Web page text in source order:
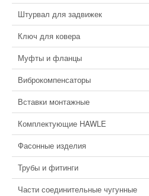
Штурвал для задвижек
Ключ для ковера
Муфты и фланцы
Виброкомпенсаторы
Вставки монтажные
Комплектующие HAWLE
Фасонные изделия
Трубы и фитинги
Части соединительные чугунные